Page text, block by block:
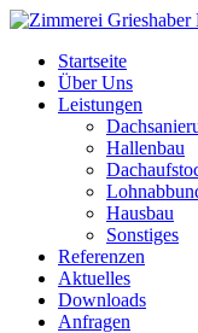
Startseite
Über Uns
Leistungen
Hallenbau
Hausbau
Sonstiges
Referenzen
Aktuelles
Downloads
Anfragen